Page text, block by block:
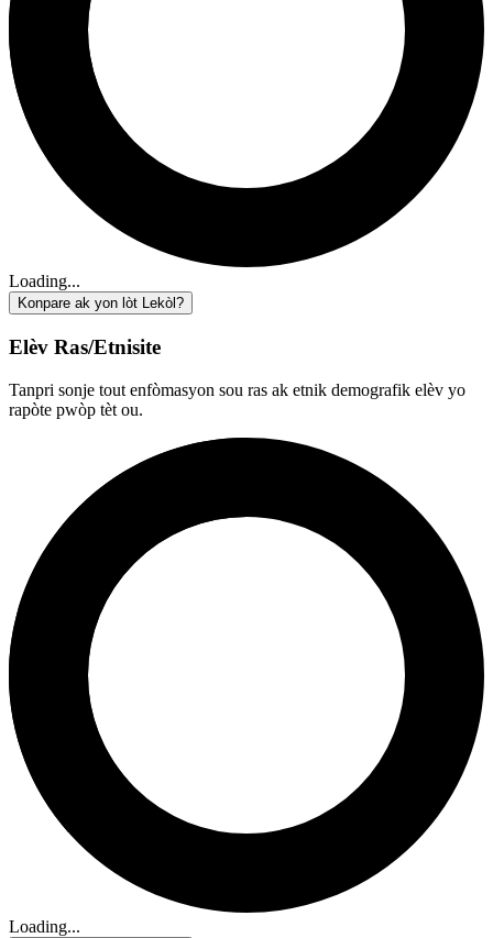
Loading...
Konpare ak yon lòt Lekòl?
Elèv Ras/Etnisite
Tanpri sonje tout enfòmasyon sou ras ak etnik demografik elèv yo
rapòte pwòp tèt ou.
Loading...